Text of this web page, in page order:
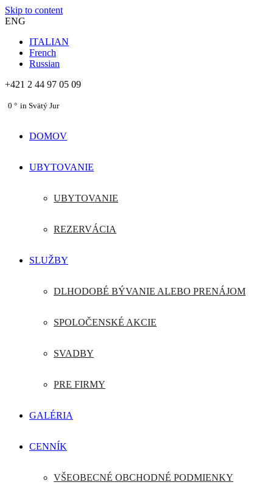
Skip to content
ENG
ITALIAN
French
Russian
+421 2 44 97 05 09
0 in Svätý Jur
DOMOV
UBYTOVANIE
UBYTOVANIE
REZERVÁCIA
SLUŽBY
DLHODOBÉ BÝVANIE ALEBO PRENÁJOM
SPOLOČENSKÉ AKCIE
SVADBY
PRE FIRMY
GALÉRIA
CENNÍK
VŠEOBECNÉ OBCHODNÉ PODMIENKY